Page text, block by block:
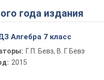
Play Video
года издания
Алгебра 7 класс
Г. П. Бевз, В. Г. Бевз
2015